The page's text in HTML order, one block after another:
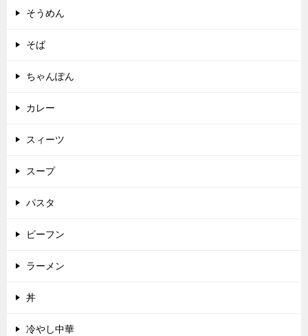
そうめん
そば
ちゃんぽん
カレー
スィーツ
スープ
パスタ
ビーフン
ラーメン
丼
冷やし中華